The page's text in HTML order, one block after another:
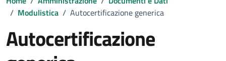
/ Modulistica / Autocertificazione generica
Autocertificazione